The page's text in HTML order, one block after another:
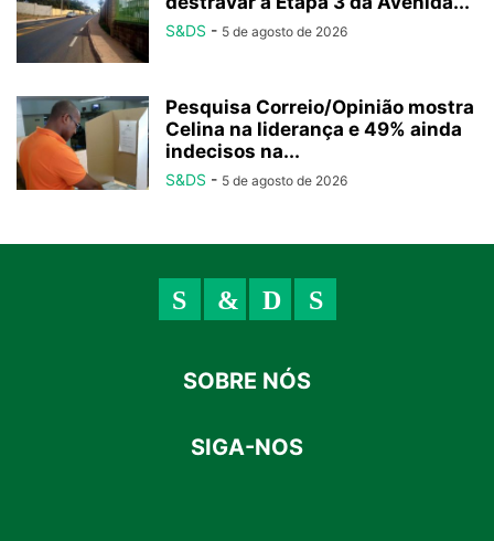
S&DS - 5 de agosto de 2026
Pesquisa Correio/Opinião mostra
Celina na liderança e 49% ainda
indecisos na...
S&DS - 5 de agosto de 2026
SOBRE NÓS
SIGA-NOS